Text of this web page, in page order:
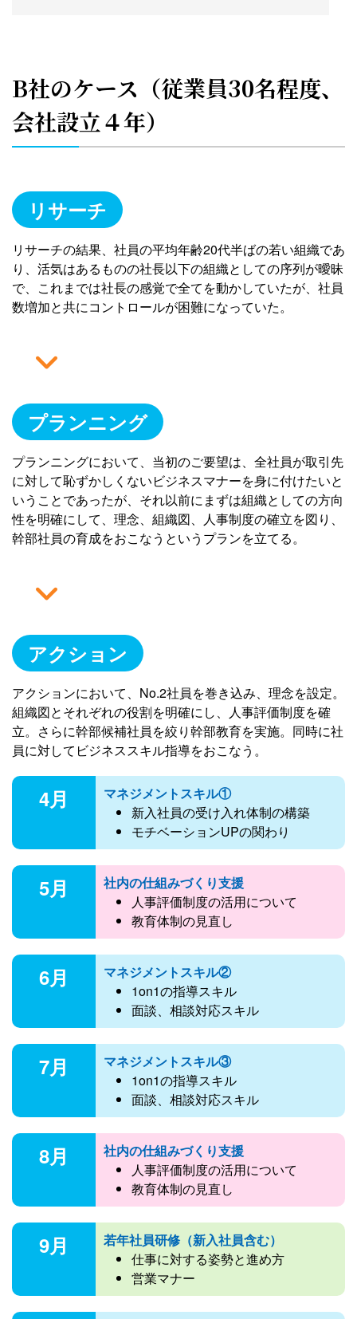
B社のケース（従業員30名程度、
会社設立４年）
リサーチ
リサーチの結果、社員の平均年齢20代半ばの若い組織であ
り、活気はあるものの社長以下の組織としての序列が曖昧
で、これまでは社長の感覚で全てを動かしていたが、社員
数増加と共にコントロールが困難になっていた。
プランニング
プランニングにおいて、当初のご要望は、全社員が取引先
に対して恥ずかしくないビジネスマナーを身に付けたいと
いうことであったが、それ以前にまずは組織としての方向
性を明確にして、理念、組織図、人事制度の確立を図り、
幹部社員の育成をおこなうというプランを立てる。
アクション
アクションにおいて、No.2社員を巻き込み、理念を設定。
組織図とそれぞれの役割を明確にし、人事評価制度を確
立。さらに幹部候補社員を絞り幹部教育を実施。同時に社
員に対してビジネススキル指導をおこなう。
4月
マネジメントスキル①
新入社員の受け入れ体制の構築
モチベーションUPの関わり
5月
社内の仕組みづくり支援
人事評価制度の活用について
教育体制の見直し
6月
マネジメントスキル②
1on1の指導スキル
面談、相談対応スキル
7月
マネジメントスキル③
1on1の指導スキル
面談、相談対応スキル
8月
社内の仕組みづくり支援
人事評価制度の活用について
教育体制の見直し
9月
若年社員研修（新入社員含む）
仕事に対する姿勢と進め方
営業マナー